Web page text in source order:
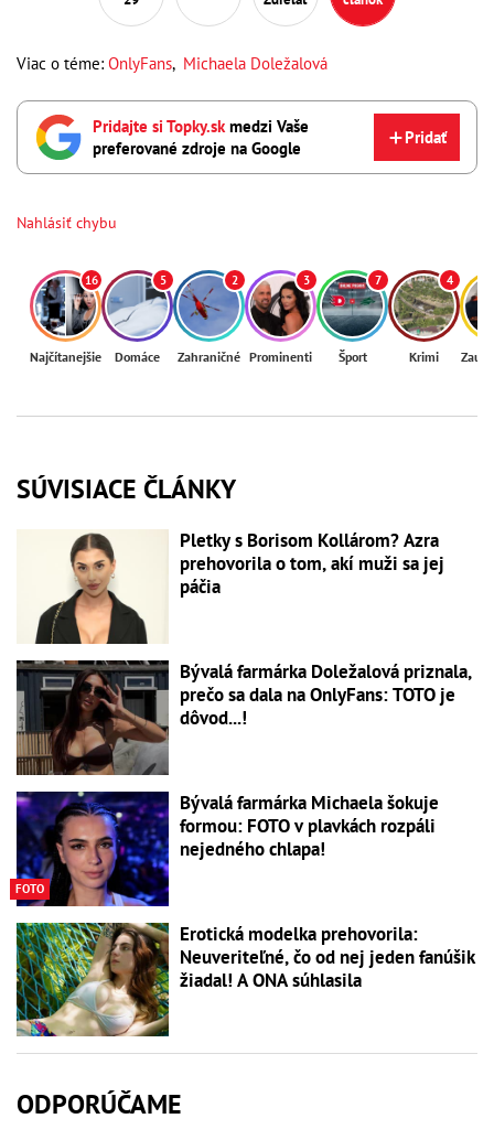
Viac o téme: OnlyFans, Michaela Doležalová
Pridajte si Topky.sk medzi Vaše
preferované zdroje na Google
Pridať
Nahlásiť chybu
16
Najčítanejšie
5
Domáce
2
Zahraničné
3
Prominenti
7
Šport
4
Krimi
SÚVISIACE ČLÁNKY
Pletky s Borisom Kollárom? Azra
prehovorila o tom, akí muži sa jej
páčia
Bývalá farmárka Doležalová priznala,
prečo sa dala na OnlyFans: TOTO je
dôvod...!
FOTO
Bývalá farmárka Michaela šokuje
formou: FOTO v plavkách rozpáli
nejedného chlapa!
Erotická modelka prehovorila:
Neuveriteľné, čo od nej jeden fanúšik
žiadal! A ONA súhlasila
ODPORÚČAME